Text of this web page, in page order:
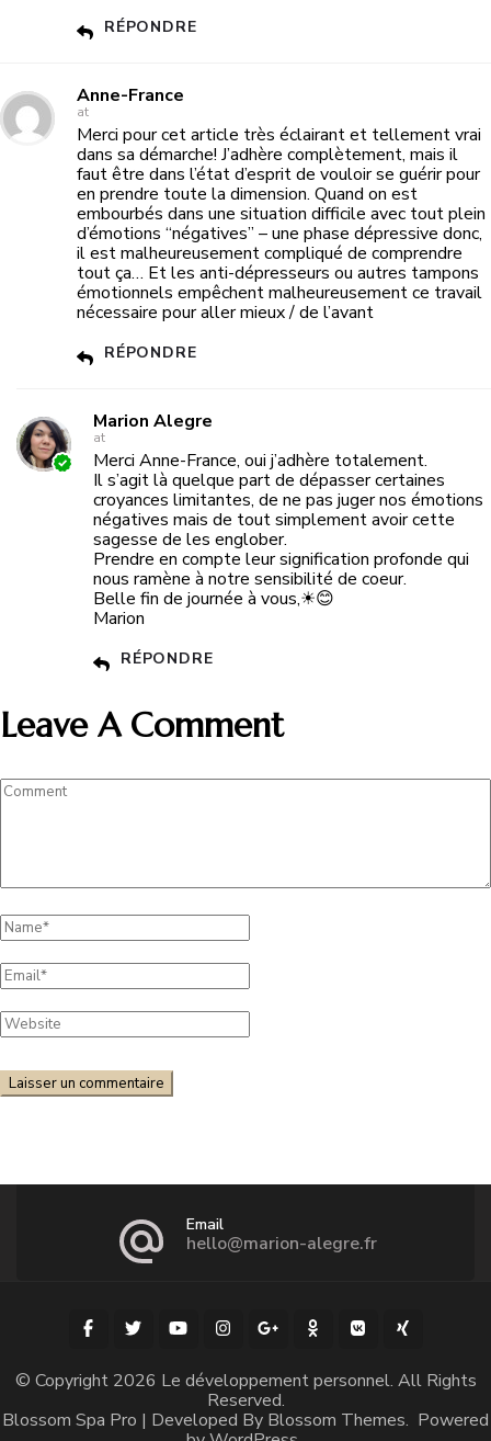
RÉPONDRE
Anne-France
at
Merci pour cet article très éclairant et tellement vrai
dans sa démarche! J’adhère complètement, mais il
faut être dans l’état d’esprit de vouloir se guérir pour
en prendre toute la dimension. Quand on est
embourbés dans une situation difficile avec tout plein
d’émotions “négatives” – une phase dépressive donc,
il est malheureusement compliqué de comprendre
tout ça… Et les anti-dépresseurs ou autres tampons
émotionnels empêchent malheureusement ce travail
nécessaire pour aller mieux / de l’avant
RÉPONDRE
Marion Alegre
at
Merci Anne-France, oui j’adhère totalement.
Il s’agit là quelque part de dépasser certaines
croyances limitantes, de ne pas juger nos émotions
négatives mais de tout simplement avoir cette
sagesse de les englober.
Prendre en compte leur signification profonde qui
nous ramène à notre sensibilité de coeur.
Belle fin de journée à vous,☀😊
Marion
RÉPONDRE
Leave A Comment
Email
hello@marion-alegre.fr
© Copyright 2026 Le développement personnel. All Rights
Reserved.
Blossom Spa Pro | Developed By Blossom Themes. Powered